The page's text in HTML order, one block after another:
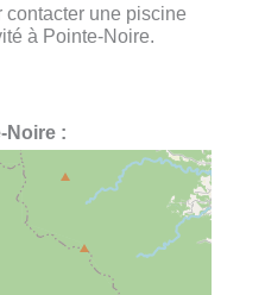
une piscine
à Pointe-Noire.
Noire :